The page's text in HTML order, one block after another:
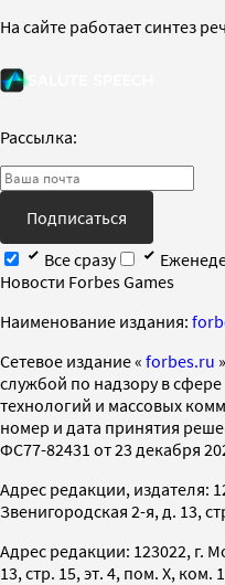
На сайте работает синтез
Рассылка:
Подписаться
Все сразу
Новости Forbes Games
Наименование издания:
Cетевое издание « forbes.ru
службой по надзору в
технологий и массовых
номер и дата принятия
ФС77-82431 от 23 декабря
Адрес редакции, издателя:
Звенигородская 2-я, д. 13,
Адрес редакции: 123022, г.
13, стр. 15, эт. 4, пом. X, ком. 1